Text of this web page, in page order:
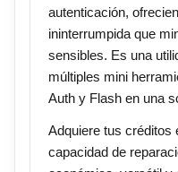
autenticación,
ininterrumpida que
sensibles. Es una
múltiples mini
Auth y Flash en una
Adquiere tus créditos
capacidad de